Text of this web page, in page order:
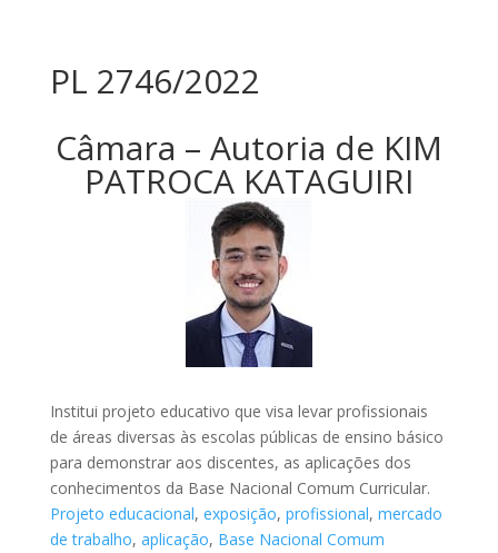
PL 2746/2022
Câmara – Autoria de KIM
PATROCA KATAGUIRI
Institui projeto educativo que visa levar profissionais
de áreas diversas às escolas públicas de ensino básico
para demonstrar aos discentes, as aplicações dos
conhecimentos da Base Nacional Comum Curricular.
Projeto educacional, exposição, profissional, mercado
de trabalho, aplicação, Base Nacional Comum